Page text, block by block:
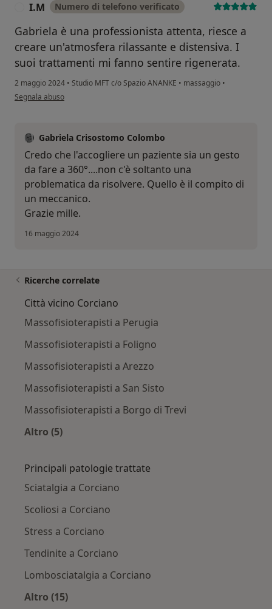
I.M Numero di telefono verificato
Gabriela è una professionista attenta, riesce a
creare un'atmosfera rilassante e distensiva. I
suoi trattamenti mi fanno sentire rigenerata.
2 maggio 2024 • Studio MFT c/o Spazio ANANKE • massaggio •
secondo l'opinione dell'utente I.M
Segnala abuso
Gabriela Crisostomo Colombo
Credo che l'accogliere un paziente sia un gesto
da fare a 360°....non c'è soltanto una
problematica da risolvere. Quello è il compito di
un meccanico.
Grazie mille.
16 maggio 2024
Ricerche correlate
Città vicino Corciano
Massofisioterapisti a Perugia
Massofisioterapisti a Foligno
Massofisioterapisti a Arezzo
Massofisioterapisti a San Sisto
Massofisioterapisti a Borgo di Trevi
Altro (5)
Principali patologie trattate
Sciatalgia a Corciano
Scoliosi a Corciano
Stress a Corciano
Tendinite a Corciano
Lombosciatalgia a Corciano
Altro (15)